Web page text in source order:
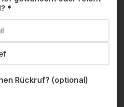
*
Rückruf? (optional)